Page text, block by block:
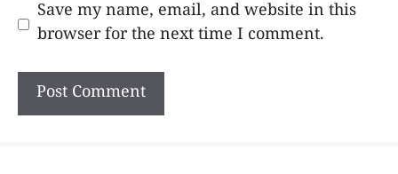
Save my name, email, and website in this
browser for the next time I comment.